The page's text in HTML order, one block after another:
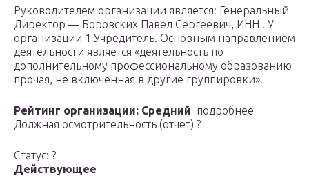
Руководителем организации является: Генеральный
Директор — Боровских Павел Сергеевич, ИНН . У
организации 1 Учредитель. Основным направлением
деятельности является «деятельность по
дополнительному профессиональному образованию
прочая, не включенная в другие группировки».
Рейтинг организации: Средний подробнее
Должная осмотрительность (отчет) ?
Статус: ?
Действующее